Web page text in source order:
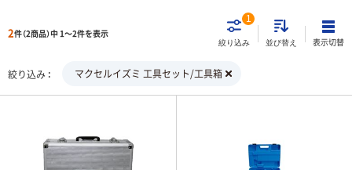
2件（2商品）中 1～2件を表示
絞り込み
1
並び替え 表示切替
絞り込み マクセルイズミ 工具セット/工具箱